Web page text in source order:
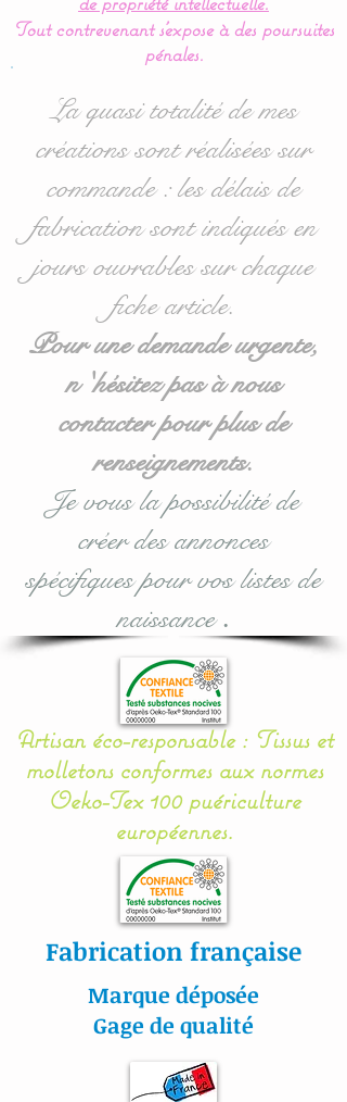
Montant à choisir selon
votre choix, parmi les
différentes options du
menu déroulant (plusieurs
quantités peuvent être
mise sur un même
montant).
La personne qui la reçoit
pourra l'utiliser sur
l'ensemble des collections
de La Couture By Titia et
sur les articles
personnalisés.
Délai de confection
variable en fonction de
l’article choisi (Indiqué sur
chaque fiche).
Dès validation de la
commande, vous recevrez
par courrier la carte
joliment présentée et
emballée : prête à offrir !
Nous offrons la possibilité
d’ajouter un petit mot
personnalisé et/ou de
l’envoyer directement aux
heureux bénéficiaires.
Merci de nous noter tous
les éléments (de la part,
pour, petit mot...) dans la
case "message au vendeur"
lors de la validation d'achat
Tout contrevenant s'expose à des poursuites
pénales.
La quasi totalité de mes
créations sont réalisées sur
commande : les délais de
fabrication sont indiqués en
jours ouvrables sur chaque
fiche article.
Pour une demande urgente,
n 'hésitez pas à nous
contacter pour plus de
renseignements.
Je vous la possibilité de
créer des annonces
spécifiques pour vos listes de
naissance.
Artisan éco-responsable : Tissus et
molletons conformes aux normes
Oeko-Tex 100 puériculture
européennes.
Fabrication française
Marque déposée
Gage de qualité